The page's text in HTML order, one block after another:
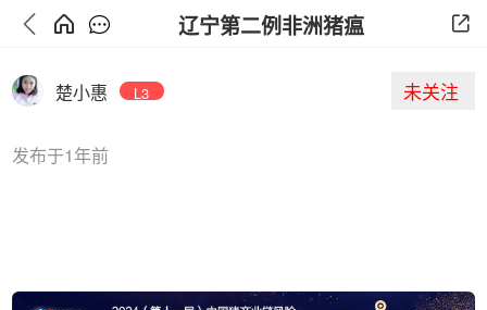
辽宁第二例非洲猪瘟
楚小惠 L3 未关注
发布于1年前